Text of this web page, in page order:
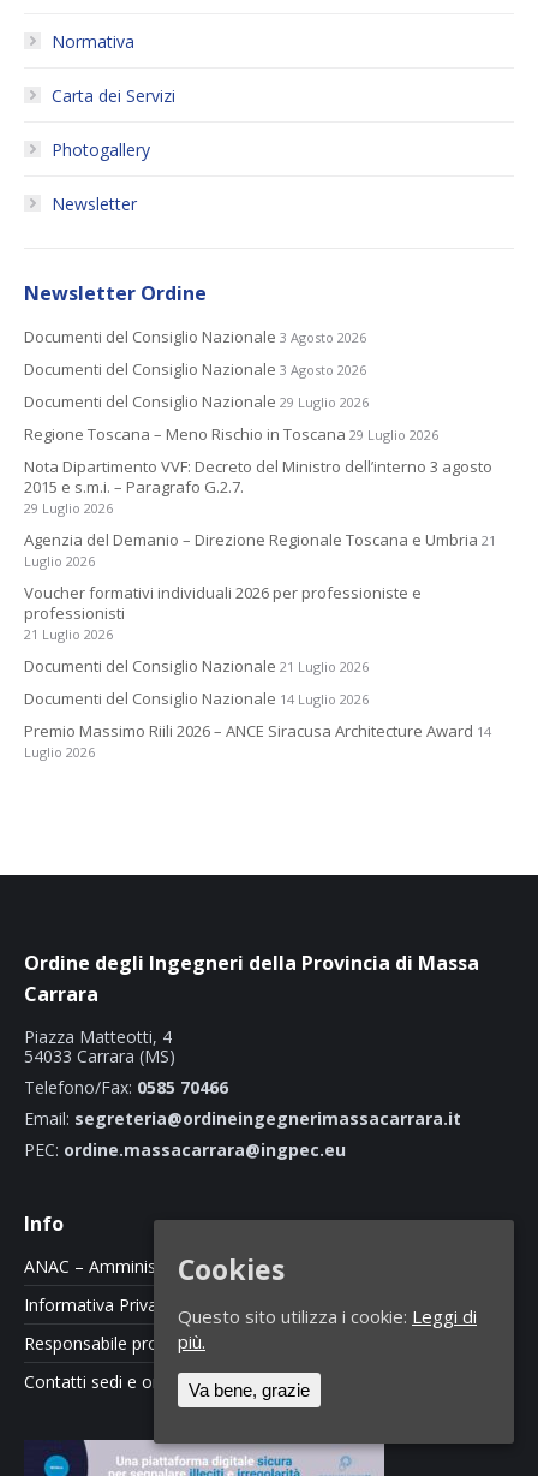
Normativa
Carta dei Servizi
Photogallery
Newsletter
Newsletter Ordine
Documenti del Consiglio Nazionale 3 Agosto 2026
Documenti del Consiglio Nazionale 3 Agosto 2026
Documenti del Consiglio Nazionale 29 Luglio 2026
Regione Toscana – Meno Rischio in Toscana 29 Luglio 2026
Nota Dipartimento VVF: Decreto del Ministro dell’interno 3 agosto
2015 e s.m.i. – Paragrafo G.2.7.
29 Luglio 2026
Agenzia del Demanio – Direzione Regionale Toscana e Umbria 21
Luglio 2026
Voucher formativi individuali 2026 per professioniste e
professionisti
21 Luglio 2026
Documenti del Consiglio Nazionale 21 Luglio 2026
Documenti del Consiglio Nazionale 14 Luglio 2026
Premio Massimo Riili 2026 – ANCE Siracusa Architecture Award 14
Luglio 2026
Ordine degli Ingegneri della Provincia di Massa
Carrara
Piazza Matteotti, 4
54033 Carrara (MS)
Telefono/Fax: 0585 70466
Email: segreteria@ordineingegnerimassacarrara.it
PEC: ordine.massacarrara@ingpec.eu
Info
ANAC – Amministrazione Trasparente
Informativa Privacy e Cookie Policy
Responsabile protezione dati
Contatti sedi e orari
Cookies
Questo sito utilizza i cookie: Leggi di
più.
Va bene, grazie